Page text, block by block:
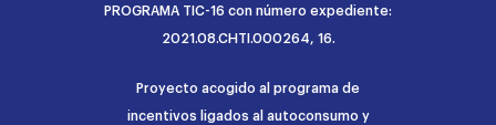
PROGRAMA TIC-16 con número expediente:
2021.08.CHTI.000264, 16.
Proyecto acogido al programa de
incentivos ligados al autoconsumo y